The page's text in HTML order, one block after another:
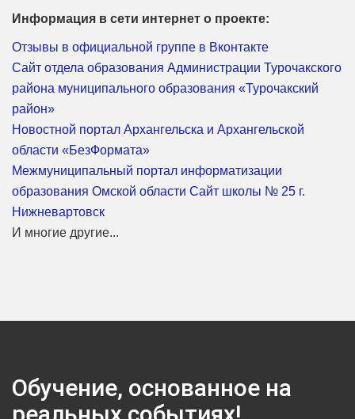
Информация в сети интернет о проекте:
Отзывы в официальной группе в Вконтакте
Сайт отдела образования Администрации Турочакского
района муниципального образования «Турочакский
район»
Новостной портал Архангельска и Архангельской
области «БезФормата»
Межмуниципальный портал информатизации
образования Омской области Сайт школы № 25 г.
Нижневартовск
И многие другие...
Обучение, основанное на